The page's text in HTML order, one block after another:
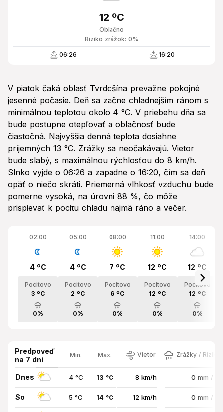
Oblačno
12 ºC
Riziko zrážok: 0%
06:26 16:20
V piatok čaká oblasť Tvrdošína prevažne pokojné
jesenné počasie. Deň sa začne chladnejším ránom s
minimálnou teplotou okolo 4 °C. V priebehu dňa sa
bude postupne otepľovať a oblačnosť bude
čiastočná. Najvyššia denná teplota dosiahne
príjemných 13 °C. Zrážky sa neočakávajú. Vietor
bude slabý, s maximálnou rýchlosťou do 8 km/h.
Slnko vyjde o 06:26 a zapadne o 16:20, čím sa deň
opäť o niečo skráti. Priemerná vlhkosť vzduchu bude
pomerne vysoká, na úrovni 88 %, čo môže
prispievať k pocitu chladu najmä ráno a večer.
02:00
4 ºC
Pocitovo
3 ºC
0%
05:00
4 ºC
Pocitovo
2 ºC
0%
08:00
7 ºC
Pocitovo
6 ºC
0%
11:00
12 ºC
Pocitovo
12 ºC
0%
14:00
12 ºC
Pocitovo
12 ºC
0%
Predpoveď
na 7 dní
Min. Max. Vietor Zrážky / Riziko
Dnes 4 °C 13 °C 8 km/h 0 mm /
So 5 °C 14 °C 12 km/h 0 mm /